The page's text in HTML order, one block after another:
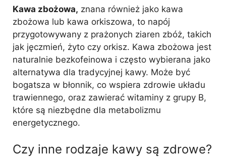
Kawa zbożowa, znana również jako kawa
zbożowa lub kawa orkiszowa, to napój
przygotowywany z prażonych ziaren zbóż, takich
jak jęczmień, żyto czy orkisz. Kawa zbożowa jest
naturalnie bezkofeinowa i często wybierana jako
alternatywa dla tradycyjnej kawy. Może być
bogatsza w błonnik, co wspiera zdrowie układu
trawiennego, oraz zawierać witaminy z grupy B,
które są niezbędne dla metabolizmu
energetycznego.
Czy inne rodzaje kawy są zdrowe?